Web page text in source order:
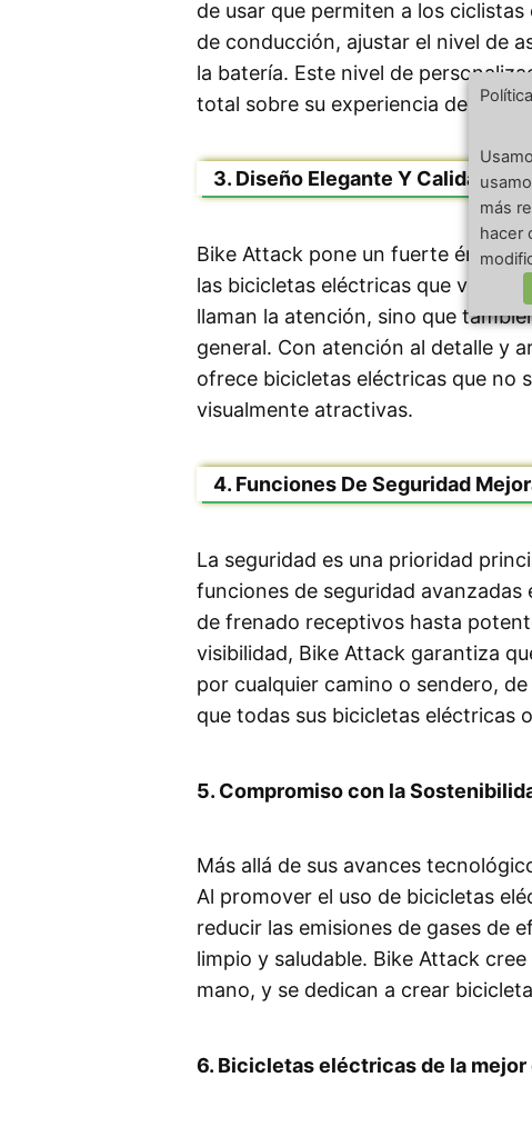
de usar que permiten a los
de conducción, ajustar el nivel de
la batería. Este nivel de
total sobre su experiencia de
3. Diseño Elegante Y Calidad
Bike Attack pone un fuerte énfasis
las bicicletas eléctricas que
llaman la atención, sino que
general. Con atención al detalle y
ofrece bicicletas eléctricas que no
visualmente atractivas.
4. Funciones De Seguridad
La seguridad es una prioridad
funciones de seguridad avanzadas
de frenado receptivos hasta
visibilidad, Bike Attack garantiza
por cualquier camino o sendero,
que todas sus bicicletas eléctricas
5. Compromiso con la
Más allá de sus avances
Al promover el uso de bicicletas
reducir las emisiones de gases de
limpio y saludable. Bike Attack
mano, y se dedican a crear
6. Bicicletas eléctricas de la
más
hacer